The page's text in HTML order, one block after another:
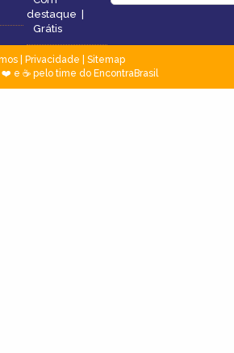
destaque |
Grátis
| Privacidade
Sitemap
e ☕ pelo time do EncontraBrasil